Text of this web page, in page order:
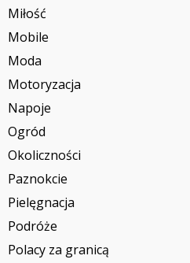
Miłość
Mobile
Moda
Motoryzacja
Napoje
Ogród
Okoliczności
Paznokcie
Pielęgnacja
Podróże
Polacy za granicą